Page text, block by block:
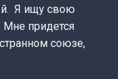
Я ищу свою
Мне придется
союзе,